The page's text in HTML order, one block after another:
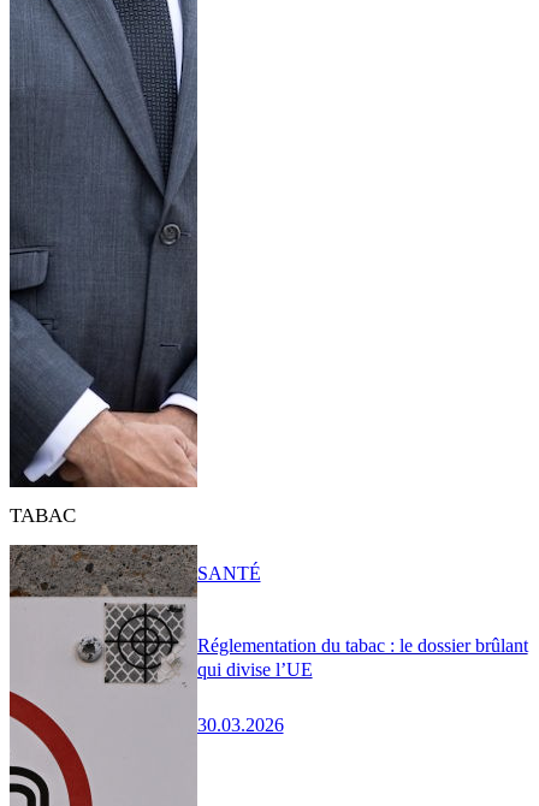
TABAC
Réglementation du tabac : le dossier brûlant
qui divise l’UE
30.03.2026
SANTÉ